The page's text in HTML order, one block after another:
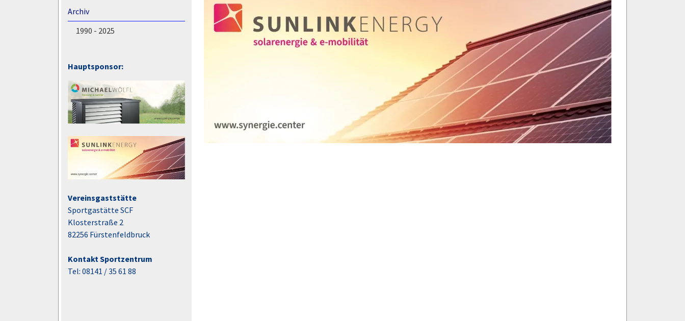
Archiv
1990 - 2025
Hauptsponsor:
Vereinsgaststätte
Sportgastätte SCF
Klosterstraße 2
82256 Fürstenfeldbruck
Kontakt Sportzentrum
Tel: 08141 / 35 61 88